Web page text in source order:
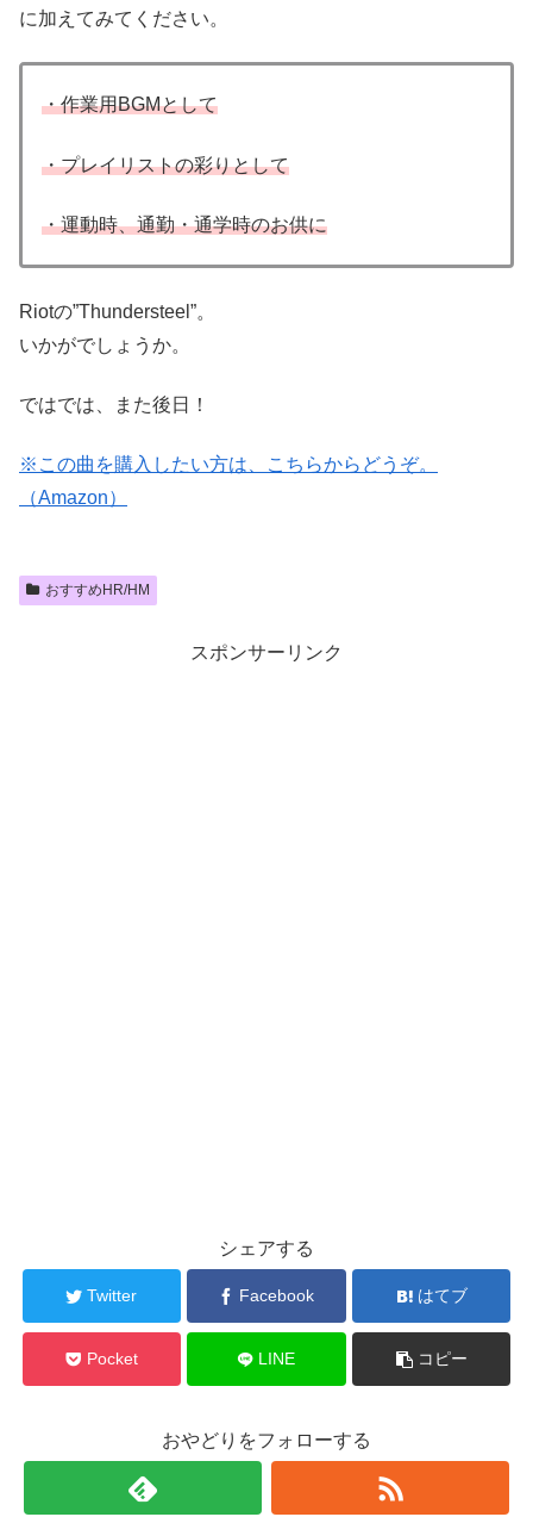
に加えてみてください。
・作業用BGMとして
・プレイリストの彩りとして
・運動時、通勤・通学時のお供に
Riotの”Thundersteel”。
いかがでしょうか。
ではでは、また後日！
※この曲を購入したい方は、こちらからどうぞ。
（Amazon）
おすすめHR/HM
スポンサーリンク
シェアする
Twitter Facebook はてブ
Pocket LINE コピー
おやどりをフォローする